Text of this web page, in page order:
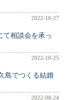
2022-10-27
て相談会を承っ
2022-10-25
島でつくる結婚
2022-08-24